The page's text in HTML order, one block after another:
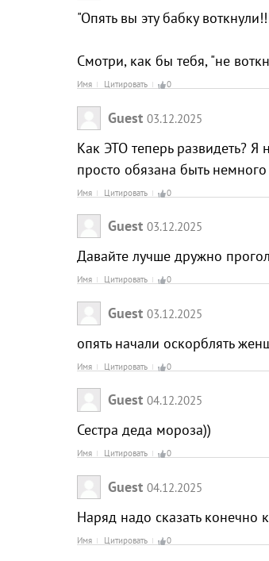
"Опять вы эту бабку
Смотри, как бы тебя, "не
Имя Цитировать 0
Guest 03.12.2025
Как ЭТО теперь развидеть?
просто обязана быть
Имя Цитировать 0
Guest 03.12.2025
Давайте лучше дружно
Имя Цитировать 0
Guest 03.12.2025
опять начали оскорблять
Имя Цитировать 0
Guest 04.12.2025
Сестра деда мороза))
Имя Цитировать 0
Guest 04.12.2025
Наряд надо сказать конечно
Имя Цитировать 0